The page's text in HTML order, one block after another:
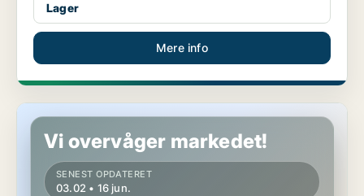
Lager
Mere info
Lager i Ringkøbing
Vi overvåger markedet!
SENEST OPDATERET
03.02 • 16 jun.